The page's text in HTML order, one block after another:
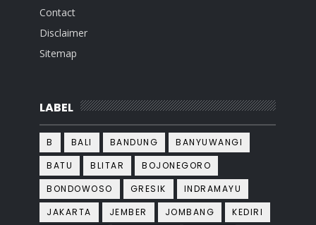
Contact
Disclaimer
Sitemap
LABEL
B BALI BANDUNG
BANYUWANGI
BATU
BLITAR
BOJONEGORO
BONDOWOSO
GRESIK
INDRAMAYU
JAKARTA
JEMBER JOMBANG
KEDIRI